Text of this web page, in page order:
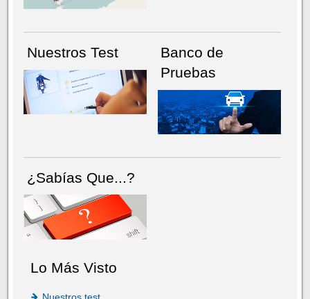
Nuestros Test
Banco de
Pruebas
¿Sabías Que...?
Lo Más Visto